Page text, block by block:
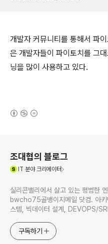
개발자 커뮤니티를 통해서 파
은 개발자들이 파이토치를 그
닝을 많이 사용하고 있다.
조대협의 블로그
IT 분야 크리에이터
실리콘밸리에서 살고 있는 평범한
bwcho75골뱅이지메일 닷컴. 아키
스템, 빅데이터 설계, DEVOPS/
한 기술 멘토링과 강의 진행합니다. Linkedin :
https://www.linkedin.com/in/
구독하기